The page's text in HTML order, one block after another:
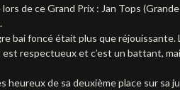
de ce Grand Prix : Jan Tops
bai foncé était plus que
respectueux et c’est un battant,
de sa deuxième place sur sa